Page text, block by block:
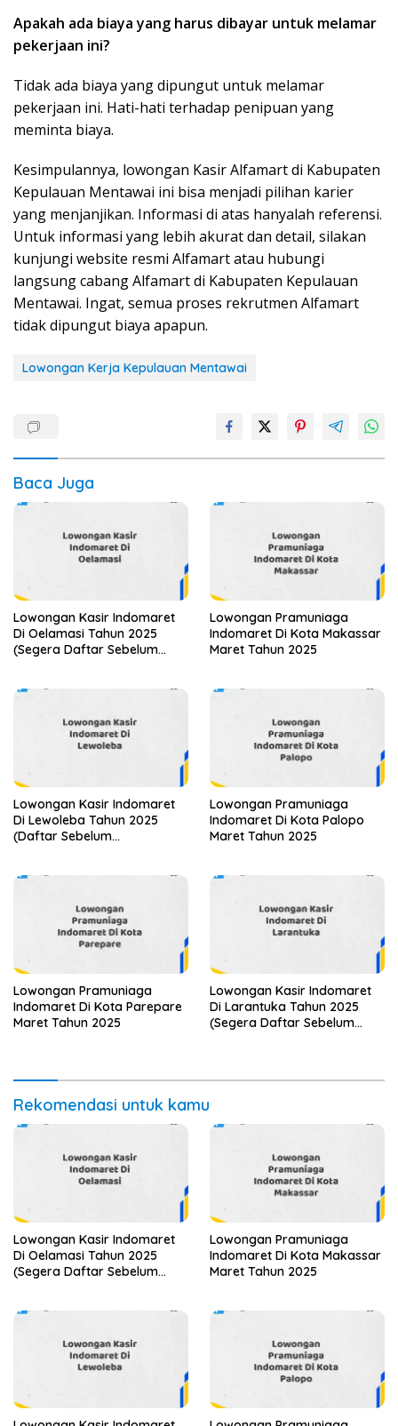
Apakah ada biaya yang harus dibayar untuk melamar
pekerjaan ini?
Tidak ada biaya yang dipungut untuk melamar
pekerjaan ini. Hati-hati terhadap penipuan yang
meminta biaya.
Kesimpulannya, lowongan Kasir Alfamart di Kabupaten
Kepulauan Mentawai ini bisa menjadi pilihan karier
yang menjanjikan. Informasi di atas hanyalah referensi.
Untuk informasi yang lebih akurat dan detail, silakan
kunjungi website resmi Alfamart atau hubungi
langsung cabang Alfamart di Kabupaten Kepulauan
Mentawai. Ingat, semua proses rekrutmen Alfamart
tidak dipungut biaya apapun.
Lowongan Kerja Kepulauan Mentawai
Baca Juga
Lowongan Kasir Indomaret
Di Oelamasi Tahun 2025
(Segera Daftar Sebelum
Lowongan Pramuniaga
Indomaret Di Kota Makassar
Maret Tahun 2025
Lowongan Kasir Indomaret
Di Lewoleba Tahun 2025
(Daftar Sebelum
Lowongan Pramuniaga
Indomaret Di Kota Palopo
Maret Tahun 2025
Lowongan Pramuniaga
Indomaret Di Kota Parepare
Maret Tahun 2025
Lowongan Kasir Indomaret
Di Larantuka Tahun 2025
(Segera Daftar Sebelum
Rekomendasi untuk kamu
Lowongan Kasir Indomaret
Di Oelamasi Tahun 2025
(Segera Daftar Sebelum
Lowongan Pramuniaga
Indomaret Di Kota Makassar
Maret Tahun 2025